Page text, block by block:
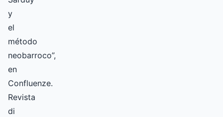
y
el
método
neobarroco”,
en
Confluenze.
Revista
di